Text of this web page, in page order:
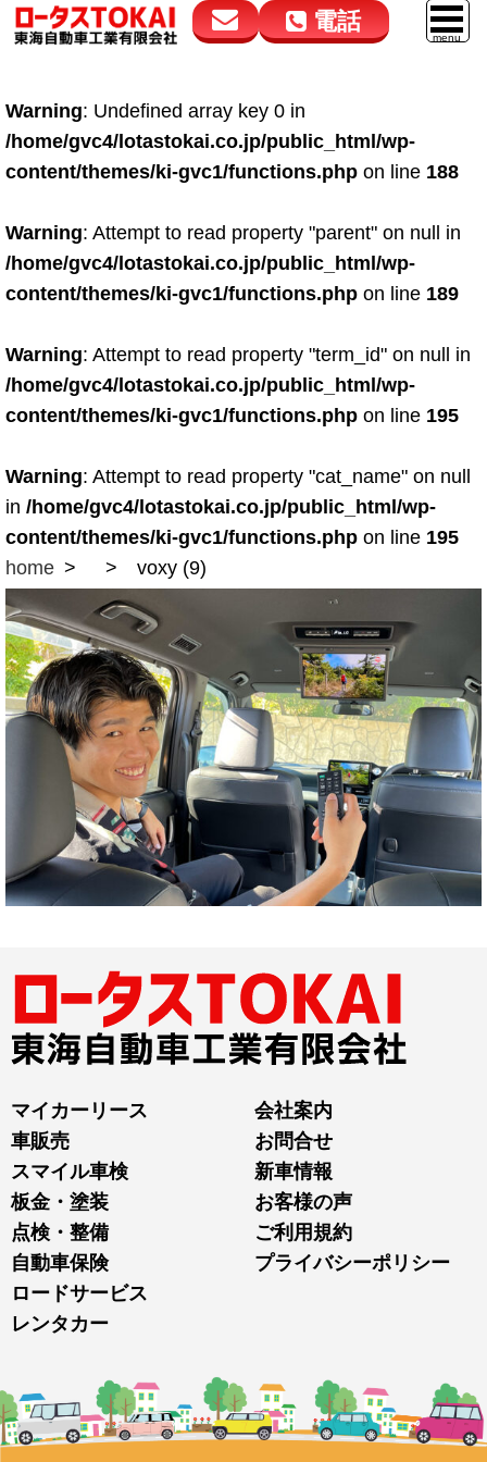
電話
050-5264-4432
9:00～18:00
050-5264-4433
9:00～18:00
車販売
スマイル車検
鈑金・塗装
点検・整備
ロードサービス
レンタカー
Warning: Undefined array key 0 in
/home/gvc4/lotastokai.co.jp/public_html/wp-
content/themes/ki-gvc1/functions.php on line 188
Warning: Attempt to read property "parent" on null in
/home/gvc4/lotastokai.co.jp/public_html/wp-
content/themes/ki-gvc1/functions.php on line 189
Warning: Attempt to read property "term_id" on null in
/home/gvc4/lotastokai.co.jp/public_html/wp-
content/themes/ki-gvc1/functions.php on line 195
Warning: Attempt to read property "cat_name" on null
in /home/gvc4/lotastokai.co.jp/public_html/wp-
content/themes/ki-gvc1/functions.php on line 195
home
voxy (9)
マイカーリース
車販売
スマイル車検
板金・塗装
点検・整備
自動車保険
ロードサービス
レンタカー
会社案内
お問合せ
新車情報
お客様の声
ご利用規約
プライバシーポリシー